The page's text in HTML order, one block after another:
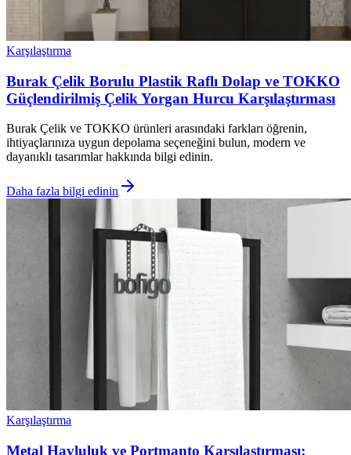
Karşılaştırma
Burak Çelik Borulu Plastik Raflı Dolap ve TOKKO
Güçlendirilmiş Çelik Yorgan Hurcu Karşılaştırması
Burak Çelik ve TOKKO ürünleri arasındaki farkları öğrenin,
ihtiyaçlarınıza uygun depolama seçeneğini bulun, modern ve
dayanıklı tasarımlar hakkında bilgi edinin.
Daha fazla bilgi edinin
Karşılaştırma
Metal Havluluk ve Portmanto Karşılaştırması: